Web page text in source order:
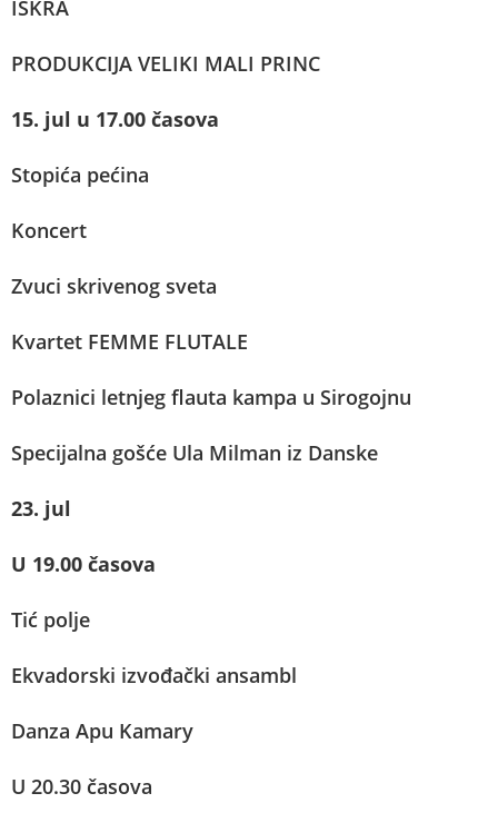
ISKRA
PRODUKCIJA VELIKI MALI PRINC
15. jul u 17.00 časova
Stopića pećina
Koncert
Zvuci skrivenog sveta
Kvartet FEMME FLUTALE
Polaznici letnjeg flauta kampa u Sirogojnu
Specijalna gošće Ula Milman iz Danske
23. jul
U 19.00 časova
Tić polje
Ekvadorski izvođački ansambl
Danza Apu Kamary
U 20.30 časova